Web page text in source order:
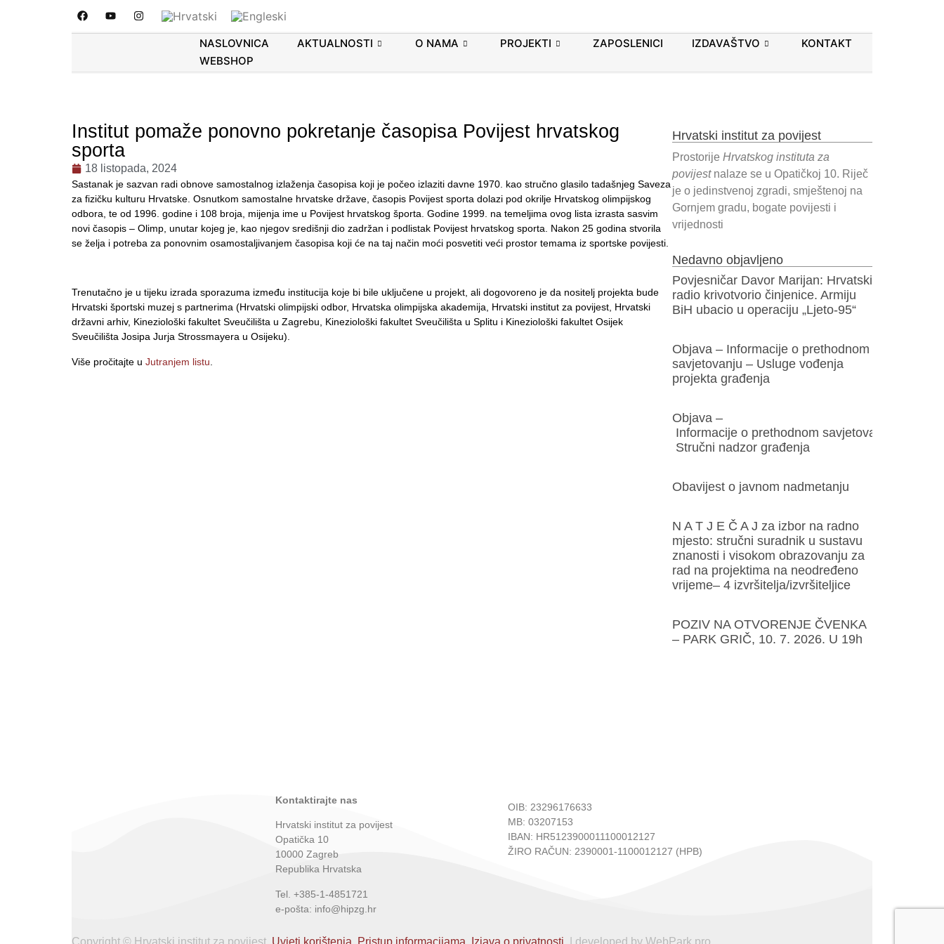
NASLOVNICA AKTUALNOSTI O NAMA PROJEKTI ZAPOSLENICI IZDAVAŠTVO
KONTAKT
WEBSHOP
Institut pomaže ponovno pokretanje časopisa Povijest hrvatskog
sporta
18 listopada, 2024
Sastanak je sazvan radi obnove samostalnog izlaženja časopisa koji je počeo izlaziti davne 1970. kao stručno glasilo tadašnjeg Saveza
za fizičku kulturu Hrvatske. Osnutkom samostalne hrvatske države, časopis Povijest sporta dolazi pod okrilje Hrvatskog olimpijskog
odbora, te od 1996. godine i 108 broja, mijenja ime u Povijest hrvatskog športa. Godine 1999. na temeljima ovog lista izrasta sasvim
novi časopis – Olimp, unutar kojeg je, kao njegov središnji dio zadržan i podlistak Povijest hrvatskog sporta. Nakon 25 godina stvorila
se želja i potreba za ponovnim osamostaljivanjem časopisa koji će na taj način moći posvetiti veći prostor temama iz sportske povijesti.
Trenutačno je u tijeku izrada sporazuma između institucija koje bi bile uključene u projekt, ali dogovoreno je da nositelj projekta bude
Hrvatski športski muzej s partnerima (Hrvatski olimpijski odbor, Hrvatska olimpijska akademija, Hrvatski institut za povijest, Hrvatski
državni arhiv, Kineziološki fakultet Sveučilišta u Zagrebu, Kineziološki fakultet Sveučilišta u Splitu i Kineziološki fakultet Osijek
Sveučilišta Josipa Jurja Strossmayera u Osijeku).
Više pročitajte u Jutranjem listu
Hrvatski institut za povijest
Prostorije Hrvatskog instituta za
povijestnalaze se u Opatičkoj 10. Riječ
je o jedinstvenoj zgradi, smještenoj na
Gornjem gradu, bogate povijesti i
vrijednosti
Nedavno objavljeno
Povjesničar Davor Marijan: Hrvatski
radio krivotvorio činjenice. Armiju
BiH ubacio u operaciju „Ljeto-95“
Objava – Informacije o prethodnom
savjetovanju – Usluge vođenja
projekta građenja
Objava –
Informacije o prethodnom savjetovanju –
Stručni nadzor građenja
Obavijest o javnom nadmetanju
N A T J E Č A J za izbor na radno
mjesto: stručni suradnik u sustavu
znanosti i visokom obrazovanju za
rad na projektima na neodređeno
vrijeme– 4 izvršitelja/izvršiteljice
POZIV NA OTVORENJE ČVENKA
– PARK GRIČ, 10. 7. 2026. U 19h
Kontaktirajte nas
Hrvatski institut za povijest
Opatička 10
10000 Zagreb
Republika Hrvatska
Tel. +385-1-4851721
e-pošta: info@hipzg.hr
OIB: 23296176633
MB: 03207153
IBAN: HR5123900011100012127
ŽIRO RAČUN: 2390001-1100012127 (HPB)